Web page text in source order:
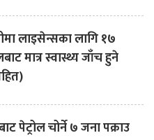
लाइसेन्सका लागि १७
मात्र स्वास्थ्य जाँच हुने
पेट्रोल चोर्ने ७ जना पक्राउ